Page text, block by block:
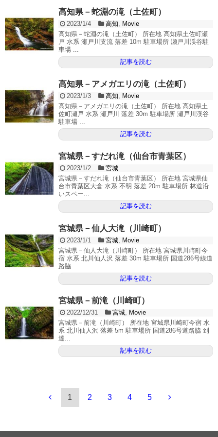
高知県－蛇淵の滝（土佐町）
2023/1/4 高知
Movie
高知県－蛇淵の滝（土佐町） 所在地 高知県土佐町瀬
戸 水系 瀬戸川支流 落差 10m 駐車場所 瀬戸川渓谷駐
車場 ...
記事を読む
高知県－アメガエリの滝（土佐町）
2023/1/3 高知
Movie
高知県－アメガエリの滝（土佐町） 所在地 高知県土
佐町瀬戸 水系 瀬戸川 落差 30m 駐車場所 瀬戸川渓谷
駐車場 ...
記事を読む
宮城県－すだれ滝（仙台市青葉区）
2023/1/2
宮城
宮城県－すだれ滝（仙台市青葉区） 所在地 宮城県仙
台市青葉区大倉 水系 不明 落差 20m 駐車場所 林道沿
いスペー...
記事を読む
宮城県－仙人大滝（川崎町）
2023/1/1 宮城,
Movie
宮城県－仙人大滝（川崎町） 所在地 宮城県川崎町今
宿 水系 北川仙人沢 落差 30m 駐車場所 国道286号線道
路脇...
記事を読む
宮城県－前滝（川崎町）
2022/12/31 宮城,
Movie
宮城県－前滝（川崎町） 所在地 宮城県川崎町今宿 水
系 北川仙人沢 落差 5m 駐車場所 国道286号道路脇 到
達...
記事を読む
1 2 3 4 5